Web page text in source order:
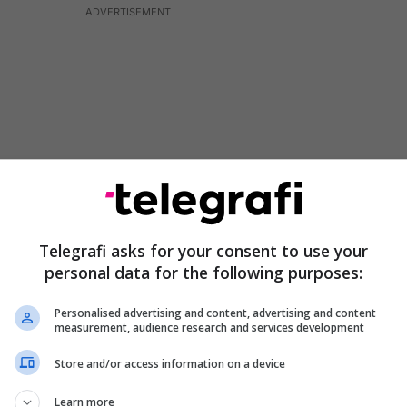
ndahen proporcionalisht për deputetët, të cilët
Mbledhjen e Kuvendit të Kosovës më datë 2
7 shtator 1990, si dhe kanë vazhduar të marrin
e Kuvendit deri më datën 24 maj 1992”, thuhet në
Telegrafi asks for your consent to use your
personal data for the following purposes:
Personalised advertising and content, advertising and content
measurement, audience research and services development
Store and/or access information on a device
Learn more